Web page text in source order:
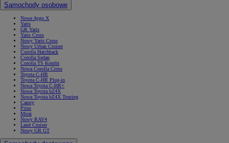
Samochody osobowe
Nowe Aygo X
Yaris
GR Yaris
Yaris Cross
Nowy Yaris Cross
Nowy Urban Cruiser
Corolla Hatchback
Corolla Sedan
Corolla TS Kombi
Nowa Corolla Cross
Toyota C-HR
Toyota C-HR Plug-in
Nowa Toyota C-HR+
Nowa Toyota bZ4X
Nowa Toyota bZ4X Touring
Camry
Prius
Mirai
Nowy RAV4
Land Cruiser
Nowy GR GT